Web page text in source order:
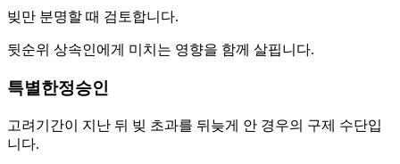
빚만 분명할 때 검토합니다.
뒷순위 상속인에게 미치는 영향을 함께 살핍니다.
특별한정승인
고려기간이 지난 뒤 빚 초과를 뒤늦게 안 경우의 구제 수단입
니다.